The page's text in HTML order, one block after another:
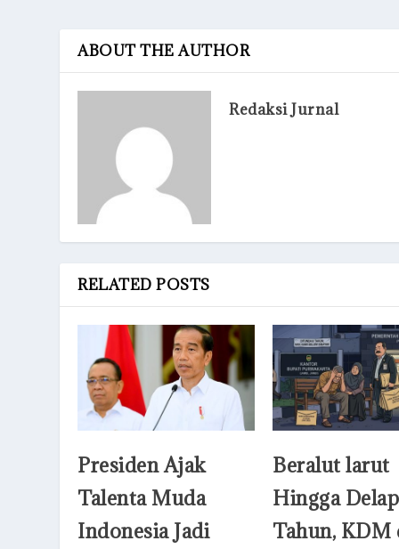
ABOUT THE AUTHOR
Redaksi Jurnal
RELATED POSTS
Presiden Ajak
Talenta Muda
Indonesia Jadi
Beralut larut
Hingga
Tahun, KDM